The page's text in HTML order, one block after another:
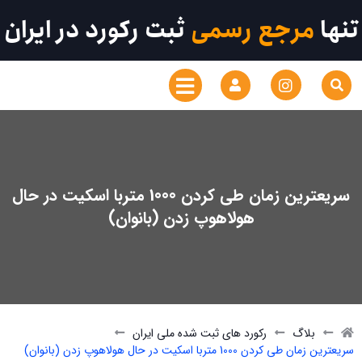
تنهامرجع رسمیثبت رکورد در ایران
سریعترین زمان طی کردن 1000 متربا اسکیت در حال
هولاهوپ زدن (بانوان)
بلاگ
رکورد های ثبت شده ملی ایران
سریعترین زمان طی کردن 1000 متربا اسکیت در حال هولاهوپ زدن (بانوان)